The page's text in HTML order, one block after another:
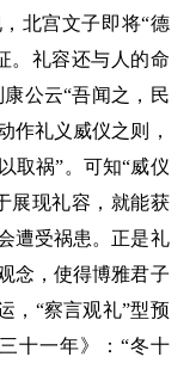
北宫文子即将“德
。礼容还与人的命
公云“吾闻之，民
作礼义威仪之则，
取祸”。可知“威仪
展现礼容，就能获
遭受祸患。正是礼
念，使得博雅君子
，“察言观礼”型预
十一年》：“冬十